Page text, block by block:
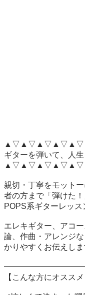
ギターを弾いて、人
親切・丁寧をモット
者の方まで「弾けた
POPS系ギターレッス
エレキギター、アコ
論、作曲・アレンジ
かりやすくお伝えしま
【こんな方にオススメ